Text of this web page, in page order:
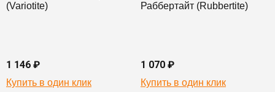
(Variotite)
1 146 ₽
Купить в один клик
Раббертайт (Rubbertite)
1 070 ₽
Купить в один клик